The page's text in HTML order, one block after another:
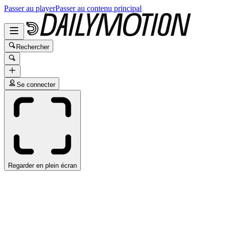
Passer au playerPasser au contenu principal
Rechercher
Se connecter
Regarder en plein écran